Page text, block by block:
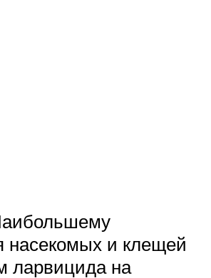
насекомых и клещей
ларвицида на